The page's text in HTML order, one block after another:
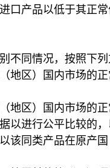
产品以低于其正常
同情况，按照下列
区）国内市场的正
区）国内市场的正
以进行公平比较的
该同类产品在原产